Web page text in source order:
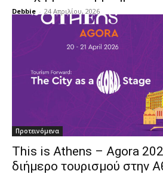
Debbie - 24 Απριλίου, 2026
Προτεινόμενα
This is Athens – Agora
διήμερο τουρισμού στην